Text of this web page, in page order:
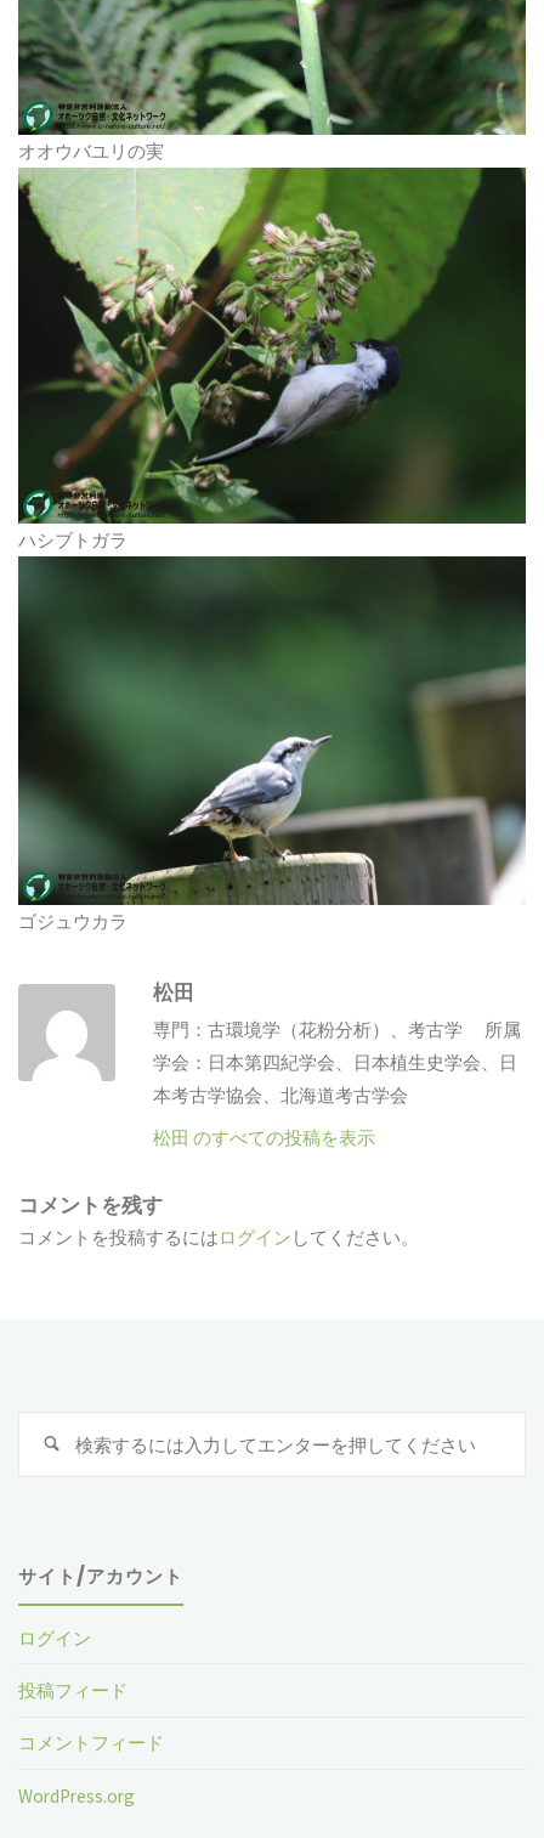
オオウバユリの実
ハシブトガラ
ゴジュウカラ
松田
専門：古環境学（花粉分析）、考古学 所属
学会：日本第四紀学会、日本植生史学会、日
本考古学協会、北海道考古学会
松田 のすべての投稿を表示
コメントを残す
コメントを投稿するにはログイン してください。
サイト/アカウント
ログイン
投稿フィード
コメントフィード
WordPress.org